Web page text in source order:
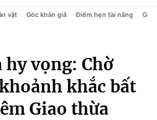
vật Góc khán giả Điểm hẹn tài năng Giải
vọng: Chờ
khắc bất
Giao thừa